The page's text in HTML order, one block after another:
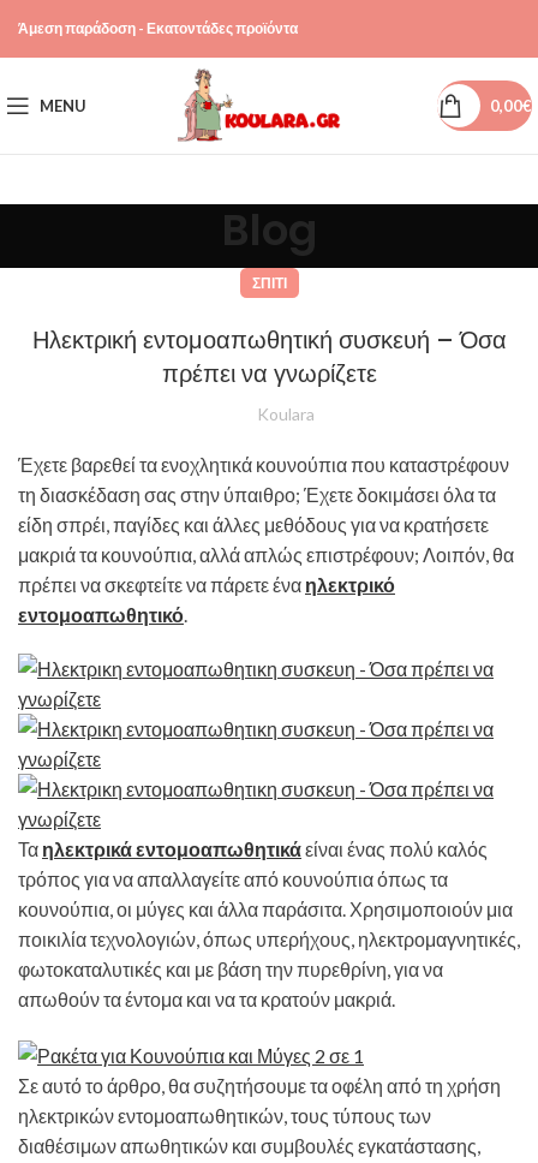
Άμεση παράδοση - Εκατοντάδες προϊόντα
MENU 0,00€
Blog
ΣΠΊΤΙ
Ηλεκτρική εντομοαπωθητική συσκευή – Όσα
πρέπει να γνωρίζετε
Koulara
Έχετε βαρεθεί τα ενοχλητικά κουνούπια που καταστρέφουν
τη διασκέδαση σας στην ύπαιθρο; Έχετε δοκιμάσει όλα τα
είδη σπρέι, παγίδες και άλλες μεθόδους για να κρατήσετε
μακριά τα κουνούπια, αλλά απλώς επιστρέφουν; Λοιπόν, θα
πρέπει να σκεφτείτε να πάρετε ένα ηλεκτρικό
εντομοαπωθητικό.
Τα ηλεκτρικά εντομοαπωθητικάείναι ένας πολύ καλός
τρόπος για να απαλλαγείτε από κουνούπια όπως τα
κουνούπια, οι μύγες και άλλα παράσιτα. Χρησιμοποιούν μια
ποικιλία τεχνολογιών, όπως υπερήχους, ηλεκτρομαγνητικές,
φωτοκαταλυτικές και με βάση την πυρεθρίνη, για να
απωθούν τα έντομα και να τα κρατούν μακριά.
Σε αυτό το άρθρο, θα συζητήσουμε τα οφέλη από τη χρήση
ηλεκτρικών εντομοαπωθητικών, τους τύπους των
διαθέσιμων απωθητικών και συμβουλές εγκατάστασης,